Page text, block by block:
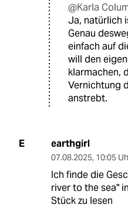
@Karla
Ja, natürlich
Genau
einfach auf
will den
klarmachen,
Vernichtung
anstrebt.
E earthgirl
07.08.2025, 10:05
Ich finde die
river to the sea"
Stück zu lesen